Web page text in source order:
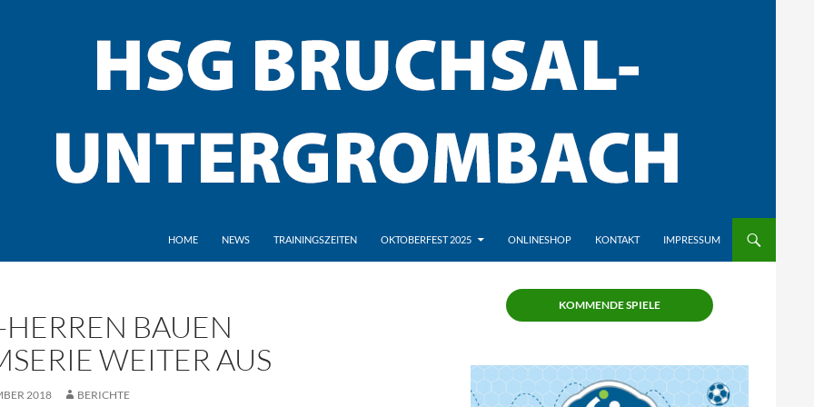
HOME NEWS TRAININGSZEITEN OKTOBERFEST 2025 ONLINESHOP KONTAKT IMPRESSUM
HERREN BAUEN
WEITER AUS
2018 BERICHTE
KOMMENDE SPIELE